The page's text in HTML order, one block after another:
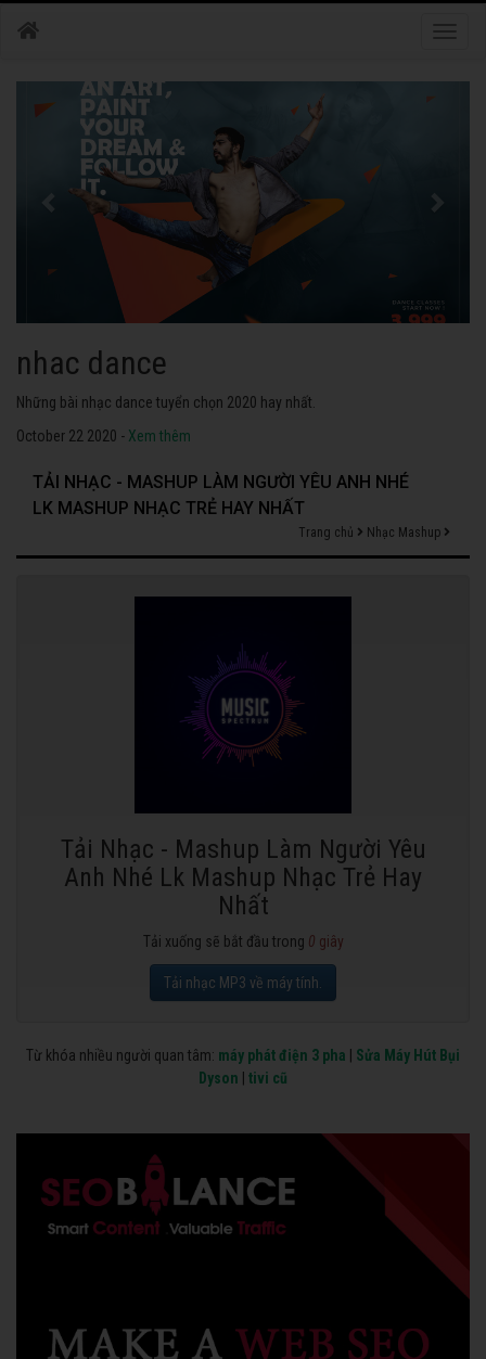
nhac dance
Những bài nhạc dance tuyển chọn 2020 hay nhất.
October 22 2020 - Xem thêm
TẢI NHẠC - MASHUP LÀM NGƯỜI YÊU ANH NHÉ
LK MASHUP NHẠC TRẺ HAY NHẤT
Trang chủ Nhạc Mashup
Tải Nhạc - Mashup Làm Người Yêu
Anh Nhé Lk Mashup Nhạc Trẻ Hay
Nhất
Tải xuống sẽ bắt đầu trong 0 giây
Tải nhạc MP3 về máy tính.
Từ khóa nhiều người quan tâm: máy phát điện 3 pha
Sửa Máy Hút Bụi
Dyson
tivi cũ